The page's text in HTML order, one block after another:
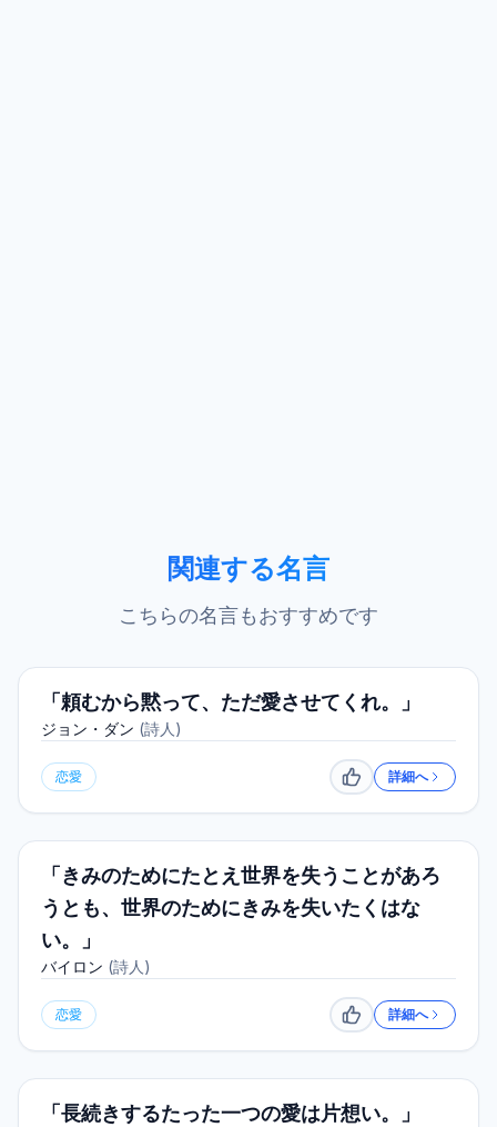
関連する名言
こちらの名言もおすすめです
「頼むから黙って、ただ愛させてくれ。」
ジョン・ダン (詩人 )
恋愛 いいね詳細へ
「きみのためにたとえ世界を失うことがあろ
うとも、世界のためにきみを失いたくはな
い。」
バイロン (詩人 )
恋愛 いいね詳細へ
「長続きするたった一つの愛は片想い。」